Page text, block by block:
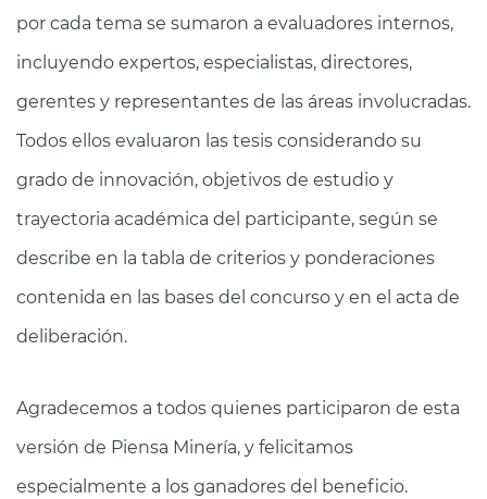
por cada tema se sumaron a evaluadores internos,
incluyendo expertos, especialistas, directores,
gerentes y representantes de las áreas involucradas.
Todos ellos evaluaron las tesis considerando su
grado de innovación, objetivos de estudio y
trayectoria académica del participante, según se
describe en la tabla de criterios y ponderaciones
contenida en las bases del concurso y en el acta de
deliberación.
Agradecemos a todos quienes participaron de esta
versión de Piensa Minería, y felicitamos
especialmente a los ganadores del beneficio.